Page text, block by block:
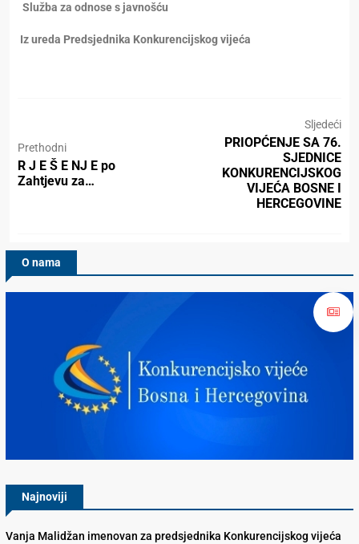
Služba za odnose s javnošću
Iz ureda Predsjednika Konkurencijskog vijeća
Prethodni
R J E Š E NJ E po
Zahtjevu za…
Sljedeći
PRIOPĆENJE SA 76.
SJEDNICE
KONKURENCIJSKOG
VIJEĆA BOSNE I
HERCEGOVINE
O nama
Najnoviji
Vanja Malidžan imenovan za predsjednika Konkurencijskog vijeća